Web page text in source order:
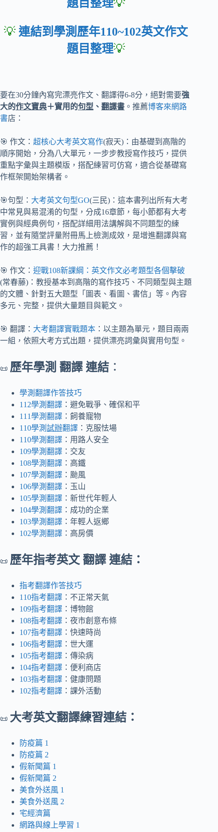
題目整理💡
💡連結到學測歷年110~102英文作文
題目整理💡
要在30分鐘內寫完漂亮作文、翻譯得6-8分，絕對需要強
大的作文寶典＋實用的句型 、 翻譯書 。推薦博客來網路
書店：
🎯 作文： 超核心大考英文寫作(寂天)：由基礎到高階的
順序開始，分為八大單元，一步步教授寫作技巧，提供
重點字彙與主題模版，搭配練習可仿寫，適合從基礎寫
作框架開始架構者。
🎯句型： 大考英文句型GO(三民)：這本書列出所有大考
中常見與易混淆的句型，分成16章節，每小節都有大考
實例與經典例句，搭配詳細用法講解與不同題型的練
習，並有隨堂評量附冊馬上檢測成效，是增進翻譯與寫
作的超強工具書！大力推薦！
🎯 作文： 迎戰108新課綱：英文作文必考題型各個擊破
(常春藤)：教授基本到高階的寫作技巧、不同類型與主題
的文體、針對五大題型「圖表、看圖、書信」等。內容
多元、完整，提供大量題目與範文。
🎯 翻譯： 大考翻譯實戰題本 ：以主題為單元，題目兩兩
一組，依照大考方式出題，提供漂亮詞彙與實用句型。
📜 歷年學測 翻譯 連結 ：
學測翻譯作答技巧
112學測翻譯 ：避免戰爭、確保和平
111學測翻譯 ：飼養寵物
110學測 試辦翻譯 ：克服怯場
110學測翻譯 ：用路人安全
109學測翻譯 ：交友
108學測翻譯 ：高鐵
107學測翻譯 ：颱風
106學測翻譯 ：玉山
105學測翻譯 ：新世代年輕人
104學測翻譯 ：成功的企業
103學測翻譯 ：年輕人返鄉
102學測翻譯 ：高房價
📜 歷年指考英文 翻譯 連結：
指考翻譯作答技巧
110指考翻譯 ：不正常天氣
109指考翻譯 ：博物館
108指考翻譯 ：夜市創意布條
107指考翻譯 ：快速時尚
106指考翻譯 ：世大運
105指考翻譯 ：傳染病
104指考翻譯 ：便利商店
103指考翻譯 ：健康問題
102指考翻譯 ：課外活動
📜 大考英文翻譯練習連結：
防疫篇 1
防疫篇 2
假新聞篇 1
假新聞篇 2
美食外送風 1
美食外送風 2
宅經濟篇
網路與線上學習 1